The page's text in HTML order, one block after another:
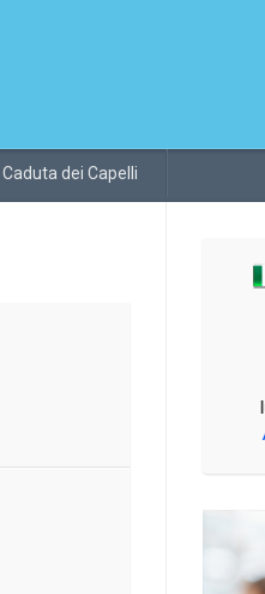
dei Capelli